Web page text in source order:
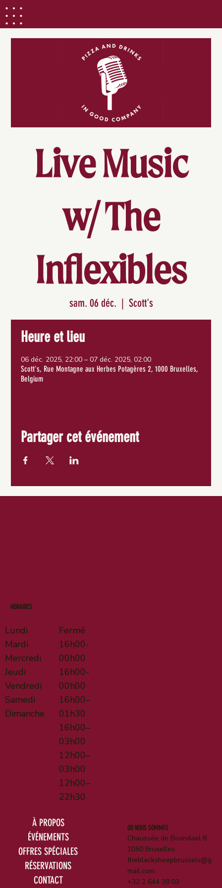
Live Music
w/ The
Inflexibles
sam. 06 déc.
  |
Scott's
Heure et lieu
06 déc. 2025, 22:00 – 07 déc. 2025, 02:00
Scott's, Rue Montagne aux Herbes Potagères 2, 1000 Bruxelles,
Belgium
Partager cet événement
À PROPOS
ÉVÉNEMENTS
OFFRES SPÉCIALES
RÉSERVATIONS
CONTACT
Lundi
Mardi
Mercredi
Jeudi
Vendredi
Samedi
Dimanche
HORAIRES
Fermé
16h00-
00h00
16h00-
00h00
16h00–
01h30
16h00–
03h00
12h00–
03h00
12h00–
22h30
OÙ NOUS SOMMES
Chaussée de Boondael 8
1050 Bruxelles
theblacksheepbrussels@g
mail.com
+32 2 644 38 03